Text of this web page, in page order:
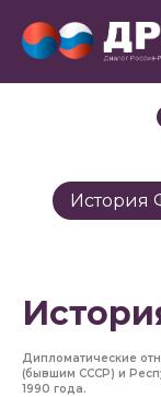
История
Дипломатические
(бывшим СССР) и
1990 года.